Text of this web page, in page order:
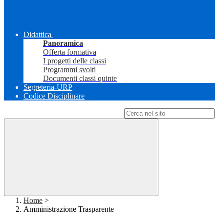
Didattica
Panoramica
Offerta formativa
I progetti delle classi
Programmi svolti
Documenti classi quinte
Segreteria-URP
Codice Disciplinare
Home >
Amministrazione Trasparente